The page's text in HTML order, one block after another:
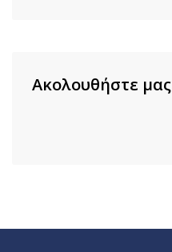
Ακολουθήστε μας